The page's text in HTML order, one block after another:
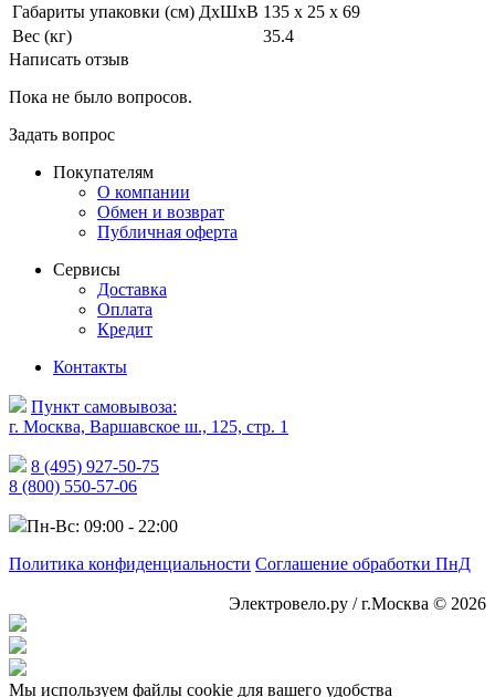
Габариты упаковки (см) ДxШxВ 135 х 25 х 69
Вес (кг)
35.4
Написать отзыв
Пока не было вопросов.
Задать вопрос
Покупателям
О компании
Обмен и возврат
Публичная оферта
Сервисы
Доставка
Оплата
Кредит
Контакты
Пункт самовывоза:
г. Москва, Варшавское ш., 125, стр. 1
8 (495) 927-50-75
8 (800) 550-57-06
Пн-Вс: 09:00 - 22:00
Политика конфиденциальности Соглашение обработки ПнД
Электровело.ру / г.Москва © 2026
Мы используем файлы cookie для вашего удобства